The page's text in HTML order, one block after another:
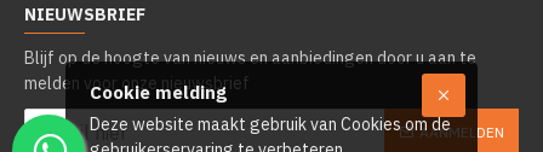
NIEUWSBRIEF
Blijf op de hoogte van nieuws en aanbiedingen door u aan te
melden voor onze nieuwsbrief
AANMELDEN
Cookie melding
Deze website maakt gebruik van Cookies om de